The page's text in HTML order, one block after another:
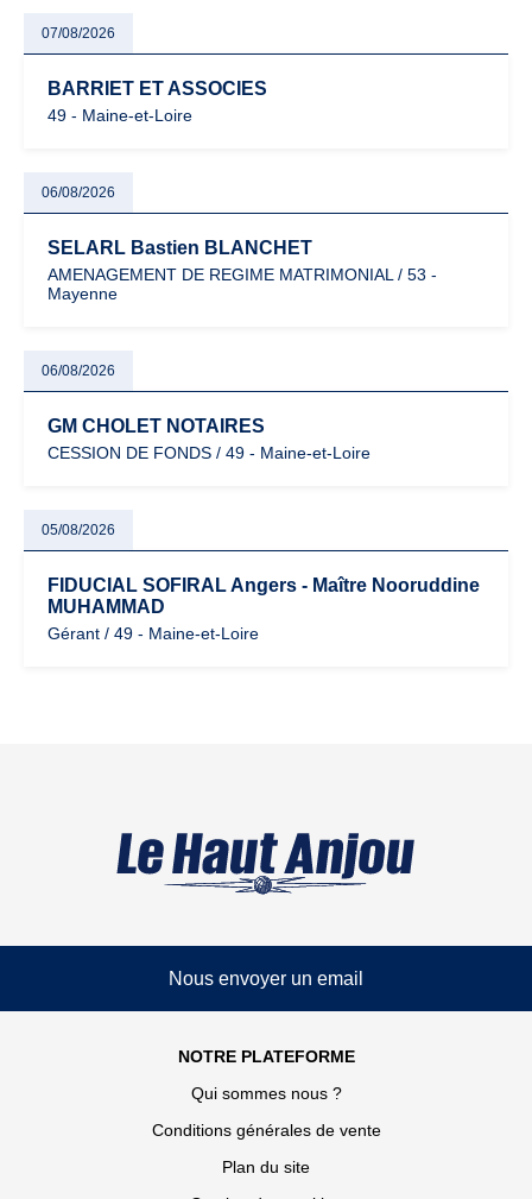
07/08/2026
BARRIET ET ASSOCIES
49 - Maine-et-Loire
06/08/2026
SELARL Bastien BLANCHET
AMENAGEMENT DE REGIME MATRIMONIAL / 53 -
Mayenne
06/08/2026
GM CHOLET NOTAIRES
CESSION DE FONDS / 49 - Maine-et-Loire
05/08/2026
FIDUCIAL SOFIRAL Angers - Maître Nooruddine
MUHAMMAD
Gérant / 49 - Maine-et-Loire
Nous envoyer un email
NOTRE PLATEFORME
Qui sommes nous ?
Conditions générales de vente
Plan du site